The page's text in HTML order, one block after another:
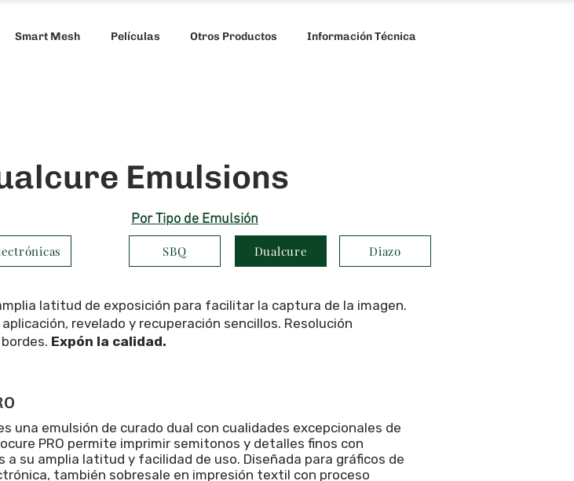
Smart Mesh Películas Otros Productos Información Técnica
Emulsions
Por Tipo de Emulsión
SBQ Dualcure Diazo
latitud de exposición para facilitar la captura de la imagen.
revelado y recuperación sencillos. Resolución
Expón la calidad.
una emulsión de curado dual con cualidades excepcionales de
PRO permite imprimir semitonos y detalles finos con
a su amplia latitud y facilidad de uso. Diseñada para gráficos de
también sobresale en impresión textil con proceso